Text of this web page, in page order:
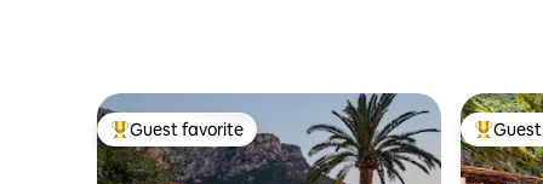
Top guest favorite
Guest favorite Top